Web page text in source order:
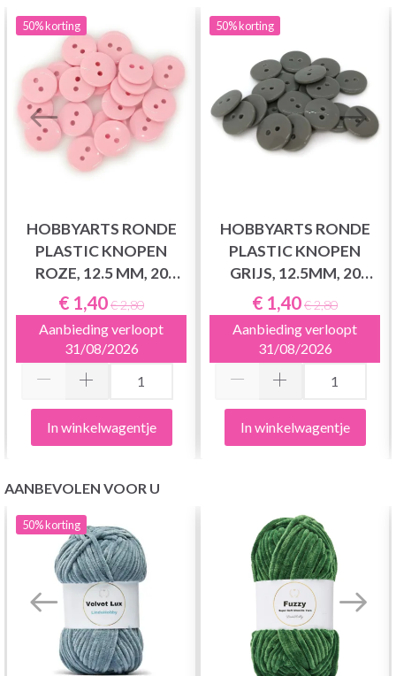
50%korting
HOBBYARTS RONDE
PLASTIC KNOPEN
ROZE, 12.5 MM, 20
STUKS
€ 1,40€ 2,80
Aanbieding verloopt
31/08/2026
In winkelwagentje
50%korting
HOBBYARTS RONDE
PLASTIC KNOPEN
GRIJS, 12.5MM, 20
STUKS
€ 1,40€ 2,80
Aanbieding verloopt
31/08/2026
In winkelwagentje
AANBEVOLEN VOOR U
50%korting